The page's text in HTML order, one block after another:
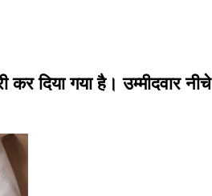
दिया गया है। उम्मीदवार नीचे